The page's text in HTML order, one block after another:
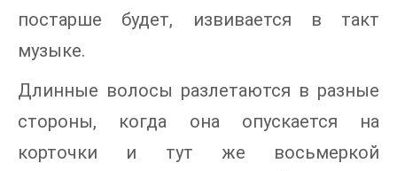
постарше будет, извивается в такт
музыке.
Длинные волосы разлетаются в разные
стороны, когда она опускается на
корточки и тут же восьмеркой